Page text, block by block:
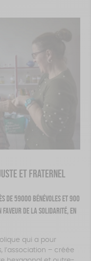
juste et fraternel
de 59​000 bénévoles et 900
faveur de la solidarité, en
qui a pour
l’association – créée